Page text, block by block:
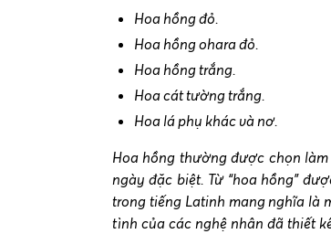
Hoa hồng đỏ.
Hoa hồng ohara đỏ.
Hoa hồng trắng.
Hoa cát tường trắng.
Hoa lá phụ khác và nơ.
Hoa hồng thường được chọn
ngày đặc biệt. Từ “hoa hồng”
trong tiếng Latinh mang nghĩa là
tình của các nghệ nhân đã thiết